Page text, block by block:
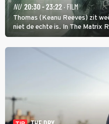
NU 20:30 - 23:22 · FILM
Thomas (Keanu Reeves) zit
niet de echte is. In The Matrix
proberen uit deze schijnwereld